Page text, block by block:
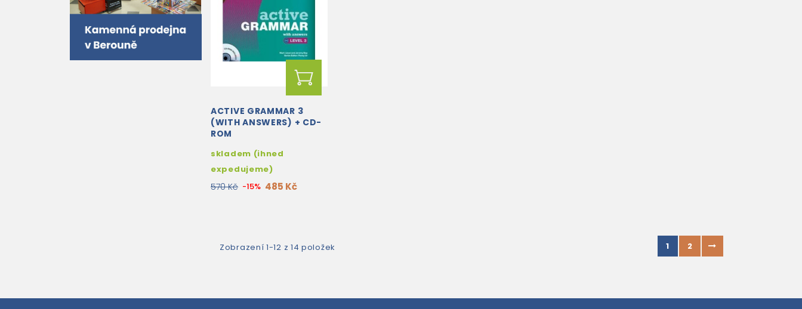
ACTIVE GRAMMAR 3
(WITH ANSWERS) + CD-
ROM
skladem (ihned
expedujeme)
570 Kč -15% 485 Kč
Zobrazení 1-12 z 14 položek 1 2